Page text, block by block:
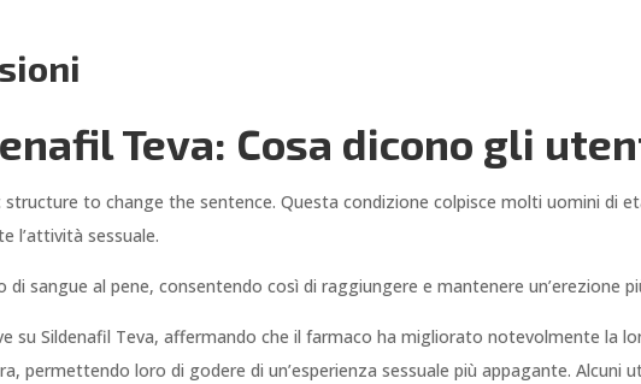
Teva: Cosa dicono gli
to change the sentence. Questa condizione colpisce molti uomini di
l’attività sessuale.
sangue al pene, consentendo così di raggiungere e mantenere un’erezione
su Sildenafil Teva, affermando che il farmaco ha migliorato notevolmente la
permettendo loro di godere di un’esperienza sessuale più appagante. Alcuni